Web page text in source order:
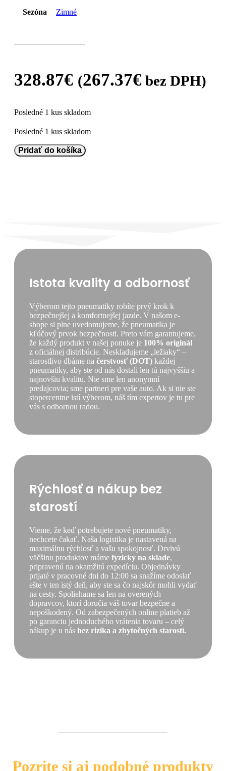
Sezóna Zimné
328.87€ (267.37€ bez DPH)
Posledné 1 kus skladom
Posledné 1 kus skladom
množstvo
Firestone
Pridať do košíka
Istota kvality a odbornosť
Výberom tejto pneumatiky robíte prvý krok k
bezpečnejšej a komfortnejšej jazde. V našom e-
shope si plne uvedomujeme, že pneumatika je
kľúčový prvok bezpečnosti. Preto vám garantujeme,
že každý produkt v našej ponuke je 100% originál
z oficiálnej distribúcie. Neskladujeme „ležiaky“ –
starostlivo dbáme na čerstvosť (DOT) každej
pneumatiky, aby ste od nás dostali len tú najvyššiu a
najnovšiu kvalitu. Nie sme len anonymní
predajcovia; sme partneri pre vaše auto. Ak si nie ste
stopercentne istí výberom, náš tím expertov je tu pre
vás s odbornou radou.
Rýchlosť a nákup bez
starostí
Vieme, že keď potrebujete nové pneumatiky,
nechcete čakať. Naša logistika je nastavená na
maximálnu rýchlosť a vašu spokojnosť. Drvivú
väčšinu produktov máme fyzicky na sklade,
pripravenú na okamžitú expedíciu. Objednávky
prijaté v pracovné dni do 12:00 sa snažíme odoslať
ešte v ten istý deň, aby ste sa čo najskôr mohli vydať
na cesty. Spoliehame sa len na overených
dopravcov, ktorí doručia váš tovar bezpečne a
nepoškodený. Od zabezpečených online platieb až
po garanciu jednoduchého vrátenia tovaru – celý
nákup je u nás bez rizika a zbytočných starostí.
Pozrite si aj podobné produkty